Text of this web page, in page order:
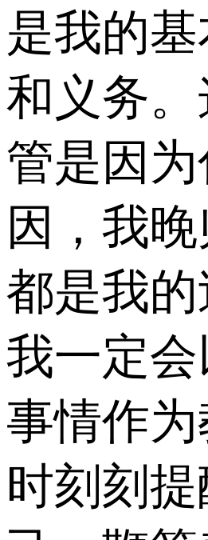
是我的
和义务
管是因
因，我晚
都是我的
我一定
事情作
时刻刻提